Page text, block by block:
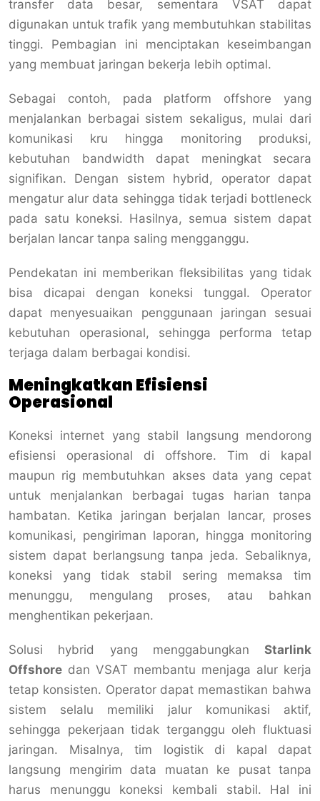
transfer data besar, sementara VSAT dapat
digunakan untuk trafik yang membutuhkan stabilitas
tinggi. Pembagian ini menciptakan keseimbangan
yang membuat jaringan bekerja lebih optimal.
Sebagai contoh, pada platform offshore yang
menjalankan berbagai sistem sekaligus, mulai dari
komunikasi kru hingga monitoring produksi,
kebutuhan bandwidth dapat meningkat secara
signifikan. Dengan sistem hybrid, operator dapat
mengatur alur data sehingga tidak terjadi bottleneck
pada satu koneksi. Hasilnya, semua sistem dapat
berjalan lancar tanpa saling mengganggu.
Pendekatan ini memberikan fleksibilitas yang tidak
bisa dicapai dengan koneksi tunggal. Operator
dapat menyesuaikan penggunaan jaringan sesuai
kebutuhan operasional, sehingga performa tetap
terjaga dalam berbagai kondisi.
Meningkatkan Efisiensi
Operasional
Koneksi internet yang stabil langsung mendorong
efisiensi operasional di offshore. Tim di kapal
maupun rig membutuhkan akses data yang cepat
untuk menjalankan berbagai tugas harian tanpa
hambatan. Ketika jaringan berjalan lancar, proses
komunikasi, pengiriman laporan, hingga monitoring
sistem dapat berlangsung tanpa jeda. Sebaliknya,
koneksi yang tidak stabil sering memaksa tim
menunggu, mengulang proses, atau bahkan
menghentikan pekerjaan.
Solusi hybrid yang menggabungkan Starlink
Offshore dan VSAT membantu menjaga alur kerja
tetap konsisten. Operator dapat memastikan bahwa
sistem selalu memiliki jalur komunikasi aktif,
sehingga pekerjaan tidak terganggu oleh fluktuasi
jaringan. Misalnya, tim logistik di kapal dapat
langsung mengirim data muatan ke pusat tanpa
harus menunggu koneksi kembali stabil. Hal ini